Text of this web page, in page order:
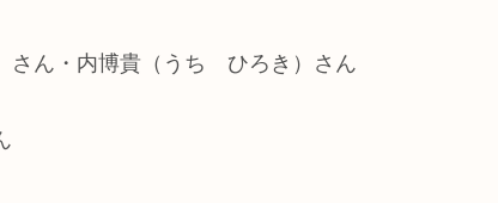
さん・内博貴（うち ひろき）さん